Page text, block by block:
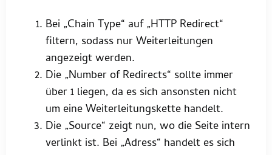
Bei „Chain Type“ auf „HTTP Redirect“
filtern, sodass nur Weiterleitungen
angezeigt werden.
Die „Number of Redirects“ sollte immer
über 1 liegen, da es sich ansonsten nicht
um eine Weiterleitungskette handelt.
Die „Source“ zeigt nun, wo die Seite intern
verlinkt ist. Bei „Adress“ handelt es sich